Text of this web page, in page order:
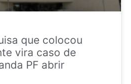
que colocou
vira caso de
PF abrir